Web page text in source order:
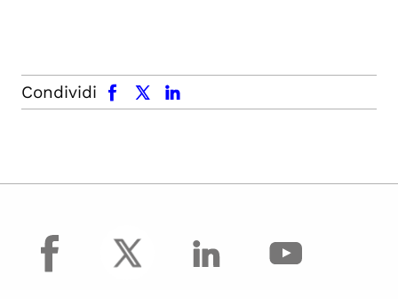
Condividi
facebook x.com linkedin
facebook